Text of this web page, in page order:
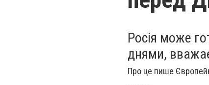
Росія може
днями,
Про це пише